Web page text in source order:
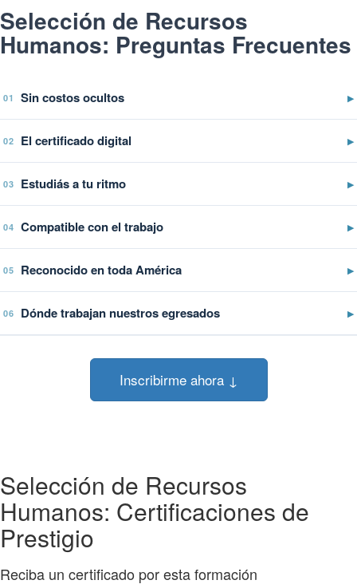
Selección de Recursos
Humanos: Preguntas Frecuentes
01 Sin costos ocultos ▶
02 El certificado digital ▶
03 Estudiás a tu ritmo ▶
04 Compatible con el trabajo ▶
05 Reconocido en toda América ▶
06 Dónde trabajan nuestros egresados ▶
Inscribirme ahora ↓
Selección de Recursos
Humanos: Certificaciones de
Prestigio
Reciba un certificado por esta formación